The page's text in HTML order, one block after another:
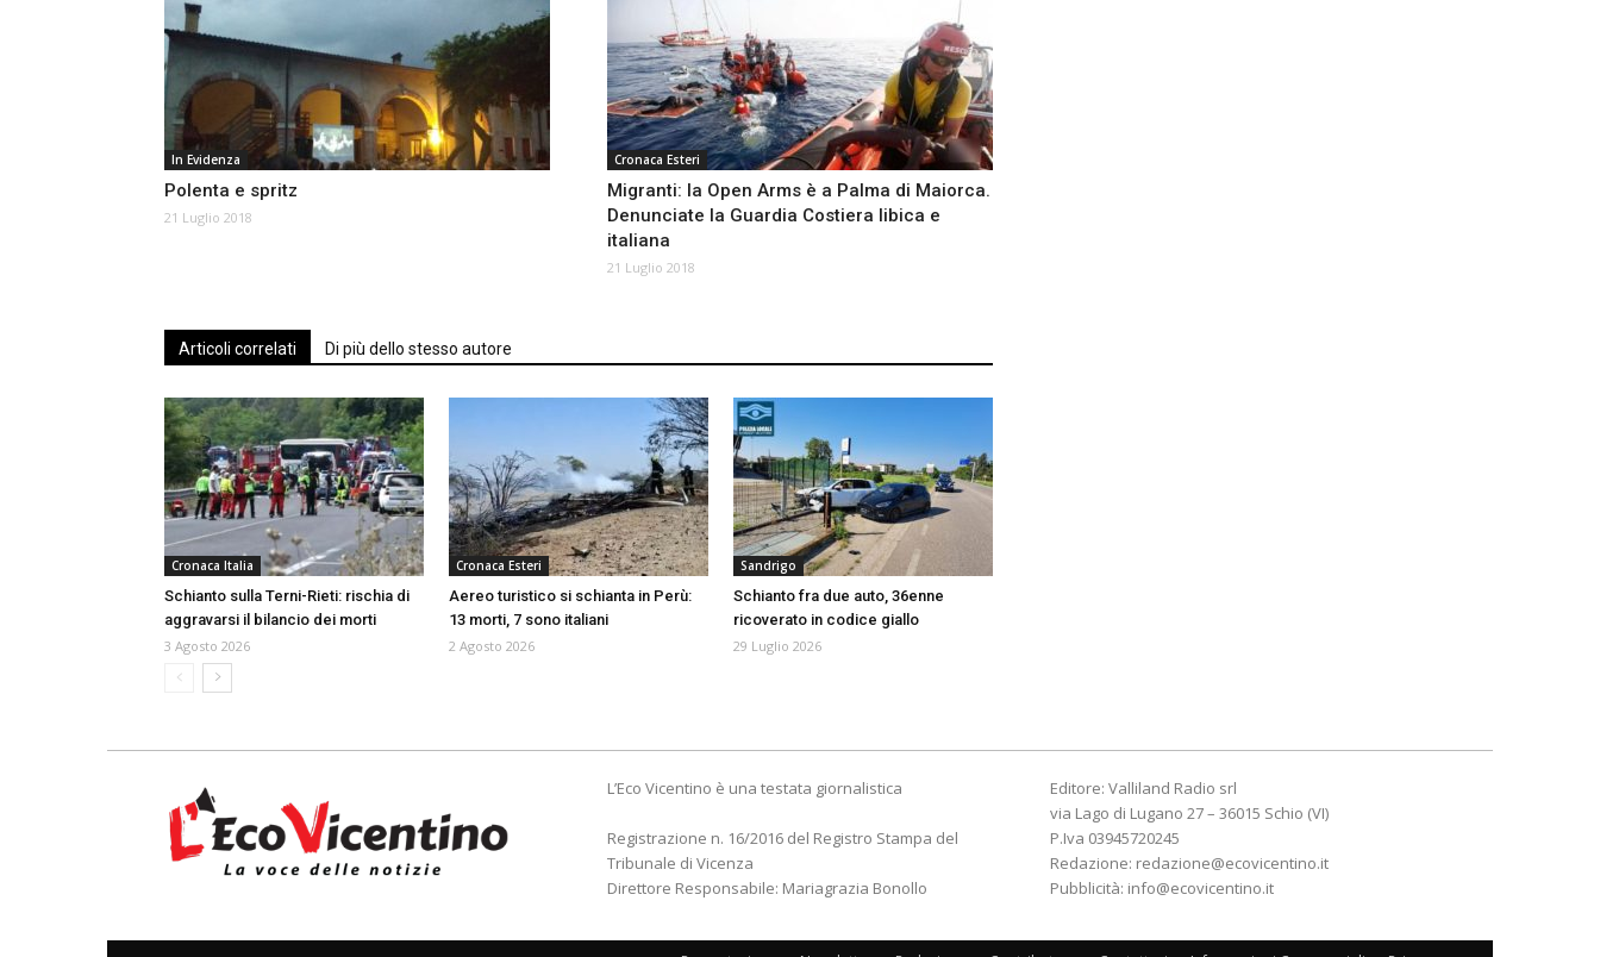
In Evidenza
Polenta e spritz
21 Luglio 2018
Cronaca Esteri
Migranti: la Open Arms è a Palma di Maiorca.
Denunciate la Guardia Costiera libica e
italiana
21 Luglio 2018
Articoli correlati Di più dello stesso autore
Cronaca Italia
Schianto sulla Terni-Rieti: rischia di
aggravarsi il bilancio dei morti
3 Agosto 2026
Cronaca Esteri
Aereo turistico si schianta in Perù:
13 morti, 7 sono italiani
2 Agosto 2026
Sandrigo
Schianto fra due auto, 36enne
ricoverato in codice giallo
29 Luglio 2026
L’Eco Vicentino è una testata giornalistica
Registrazione n. 16/2016 del Registro Stampa del
Tribunale di Vicenza
Direttore Responsabile: Mariagrazia Bonollo
Editore: Valliland Radio srl
via Lago di Lugano 27 – 36015 Schio (VI)
P.Iva 03945720245
Redazione: redazione@ecovicentino.it
Pubblicità: info@ecovicentino.it